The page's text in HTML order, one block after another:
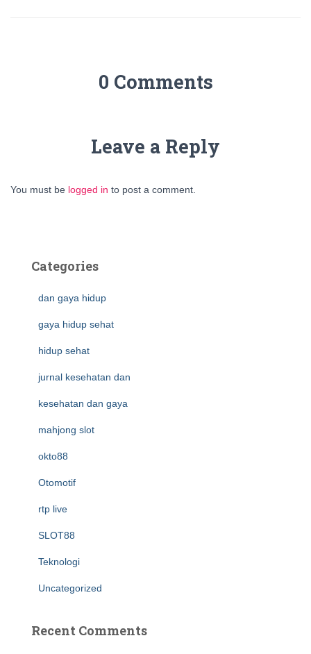
0 Comments
Leave a Reply
You must be logged in to post a comment.
Categories
dan gaya hidup
gaya hidup sehat
hidup sehat
jurnal kesehatan dan
kesehatan dan gaya
mahjong slot
okto88
Otomotif
rtp live
SLOT88
Teknologi
Uncategorized
Recent Comments